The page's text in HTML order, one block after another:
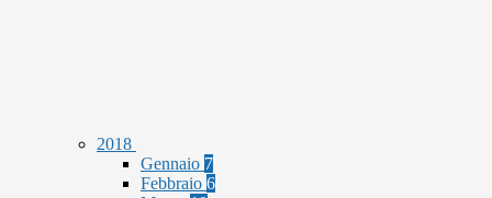
2018
Gennaio 7
Febbraio 6